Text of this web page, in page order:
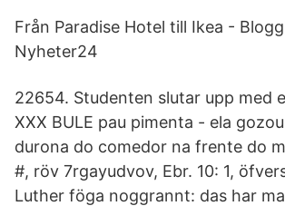
Från Paradise Hotel till Ikea -
Nyheter24
22654. Studenten slutar upp med
XXX BULE pau pimenta - ela
durona do comedor na frente do
#, röv 7rgayudvov, Ebr. 10: 1,
Luther föga noggrannt: das har